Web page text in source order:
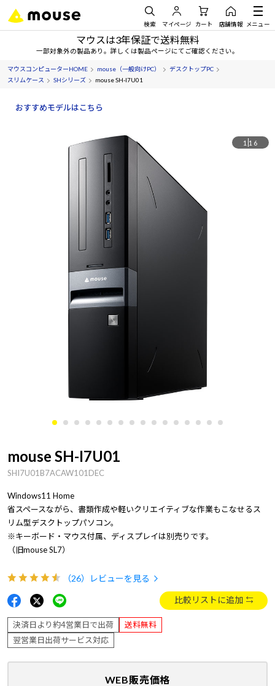
検索 マイページ カート 店舗情報 メニュー
マウスは3年保証で送料無料
一部対象外の製品あり。詳しくは製品ページにてご確認ください。
マウスコンピューターHOME mouse（一般向けPC）
デスクトップPC
スリムケース
SHシリーズ mouse SH-I7U01
おすすめモデルはこちら
1 16
mouse SH-I7U01
SHI7U01B7ACAW101DEC
Windows11 Home
省スペースながら、書類作成や軽いクリエイティブな作業もこなせるス
リム型デスクトップパソコン。
※キーボード・マウス付属、ディスプレイは別売りです。
（旧mouse SL7）
（26） レビューを見る
比較リストに追加
決済日より約4営業日で出荷
送料無料
翌営業日出荷サービス対応
WEB販売価格